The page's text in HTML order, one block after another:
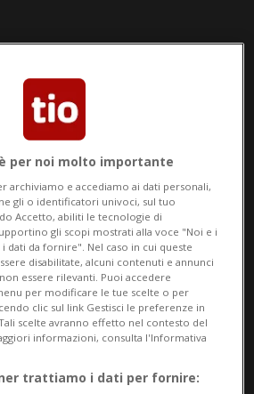
definita la
per noi molto importante
archiviamo e accediamo ai dati personali,
gli o identificatori univoci, sul tuo
Accetto, abiliti le tecnologie di
gli scopi mostrati alla voce "Noi e i
dati da fornire". Nel caso in cui queste
disabilitate, alcuni contenuti e annunci
essere rilevanti. Puoi accedere
per modificare le tue scelte o per
clic sul link Gestisci le preferenze in
scelte avranno effetto nel contesto del
informazioni, consulta l'Informativa
trattiamo i dati per fornire: